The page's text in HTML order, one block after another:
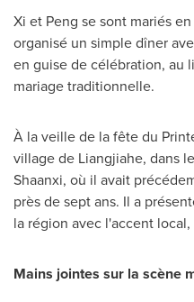
Xi et Peng se sont mariés
organisé un simple dîner
en guise de célébration, au
mariage traditionnelle.
À la veille de la fête du
village de Liangjiahe, dans
Shaanxi, où il avait
près de sept ans. Il a
la région avec l'accent
Mains jointes sur la scène